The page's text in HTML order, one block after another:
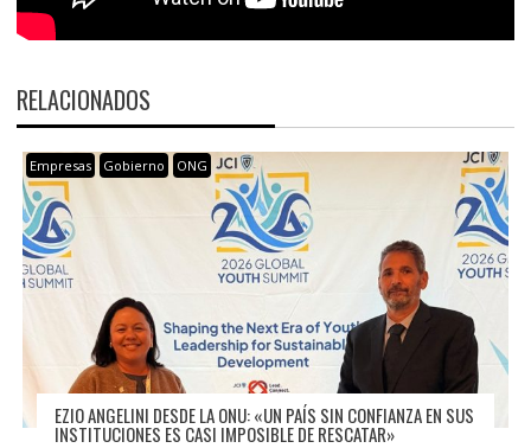
RELACIONADOS
Empresas Gobierno ONG
EZIO ANGELINI DESDE LA ONU: «UN PAÍS SIN CONFIANZA EN SUS
INSTITUCIONES ES CASI IMPOSIBLE DE RESCATAR»